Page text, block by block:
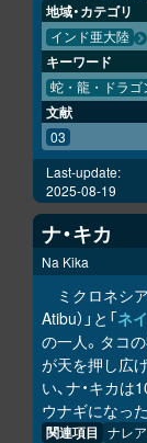
地域・カテゴリ
インド亜大陸
キーワード
蛇・龍・ドラゴ
文献
03
Last-update:
2025-08-19
ナ・キカ
Na Kika
ミクロネシ
Atibu）」と「ネ
の一人。タコ
が天を押し広
い、ナ・キカ
ウナギになっ
関連項目 ナレ